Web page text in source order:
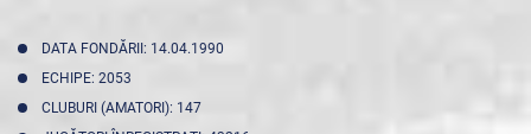
DATA FONDĂRII: 14.04.1990
ECHIPE: 2053
CLUBURI (AMATORI): 147